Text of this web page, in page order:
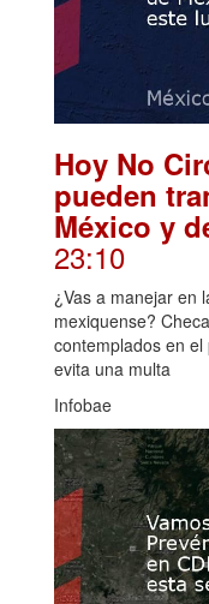
Hoy No
pueden
México y
23:10
¿Vas a manejar en
mexiquense?
contemplados en
evita una multa
Infobae